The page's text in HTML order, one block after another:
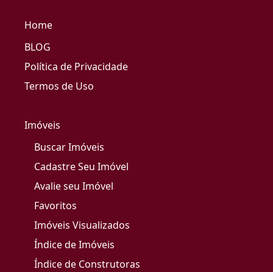
Home
BLOG
Política de Privacidade
Termos de Uso
Imóveis
Buscar Imóveis
Cadastre Seu Imóvel
Avalie seu Imóvel
Favoritos
Imóveis Visualizados
Índice de Imóveis
Índice de Construtoras